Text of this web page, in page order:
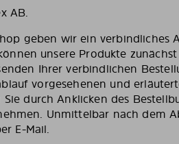
AB.
geben wir ein verbindliches
unsere Produkte
Ihrer verbindlichen
vorgesehenen und
durch Anklicken des
Unmittelbar nach dem
E-Mail.